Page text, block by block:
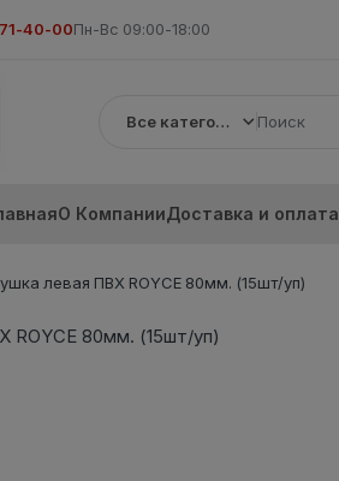
40-00Пн-Вс 09:00-18:00
Все категории
О КомпанииДоставка и оплата
левая ПВХ ROYCE 80мм. (15шт/уп)